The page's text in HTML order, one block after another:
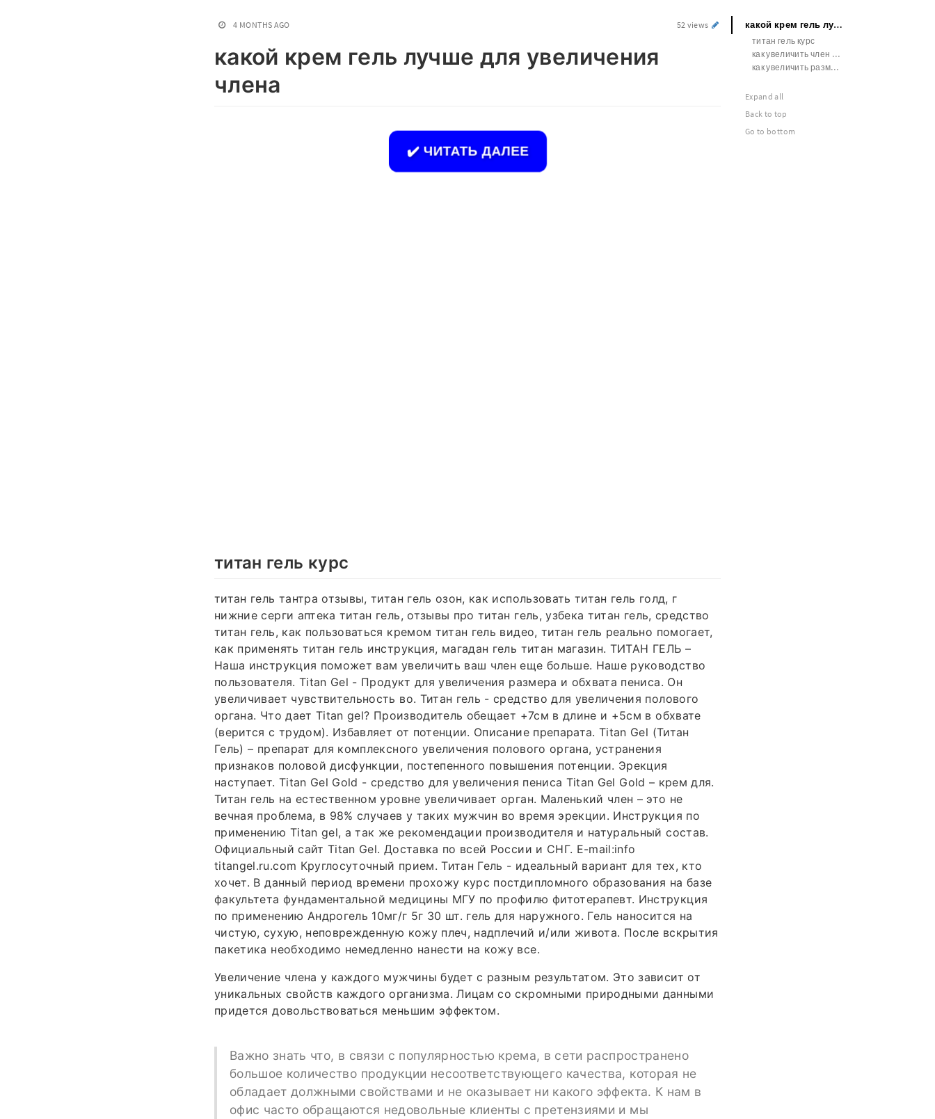
4 MONTHS AGO 52 views
какой крем гель лучше для увеличения
члена
✔️ ЧИТАТЬ ДАЛЕЕ
титан гель курс
титан гель тантра отзывы, титан гель озон, как использовать титан гель голд, г
нижние серги аптека титан гель, отзывы про титан гель, узбека титан гель, средство
титан гель, как пользоваться кремом титан гель видео, титан гель реально помогает,
как применять титан гель инструкция, магадан гель титан магазин. ТИТАН ГЕЛЬ –
Наша инструкция поможет вам увеличить ваш член еще больше. Наше руководство
пользователя. Titan Gel - Продукт для увеличения размера и обхвата пениса. Он
увеличивает чувствительность во. Титан гель - средство для увеличения полового
органа. Что дает Titan gel? Производитель обещает +7см в длине и +5см в обхвате
(верится с трудом). Избавляет от потенции. Описание препарата. Titan Gel (Титан
Гель) – препарат для комплексного увеличения полового органа, устранения
признаков половой дисфункции, постепенного повышения потенции. Эрекция
наступает. Titan Gel Gold - средство для увеличения пениса Titan Gel Gold – крем для.
Титан гель на естественном уровне увеличивает орган. Маленький член – это не
вечная проблема, в 98% случаев у таких мужчин во время эрекции. Инструкция по
применению Titan gel, а так же рекомендации производителя и натуральный состав.
Официальный сайт Titan Gel. Доставка по всей России и СНГ. E-mail:info
titangel.ru.com Круглосуточный прием. Титан Гель - идеальный вариант для тех, кто
хочет. В данный период времени прохожу курс постдипломного образования на базе
факультета фундаментальной медицины МГУ по профилю фитотерапевт. Инструкция
по применению Андрогель 10мг/г 5г 30 шт. гель для наружного. Гель наносится на
чистую, сухую, неповрежденную кожу плеч, надплечий и/или живота. После вскрытия
пакетика необходимо немедленно нанести на кожу все.
Увеличение члена у каждого мужчины будет с разным результатом. Это зависит от
уникальных свойств каждого организма. Лицам со скромными природными данными
придется довольствоваться меньшим эффектом.
Важно знать что, в связи с популярностью крема, в сети распространено
большое количество продукции несоответствующего качества, которая не
обладает должными свойствами и не оказывает ни какого эффекта. К нам в
офис часто обращаются недовольные клиенты с претензиями и мы
какой крем гель лучше для увеличения члена
титан гель курс
как увеличить член на 3 см
как увеличить размер мужского полового члена
Expand all
Back to top
Go to bottom